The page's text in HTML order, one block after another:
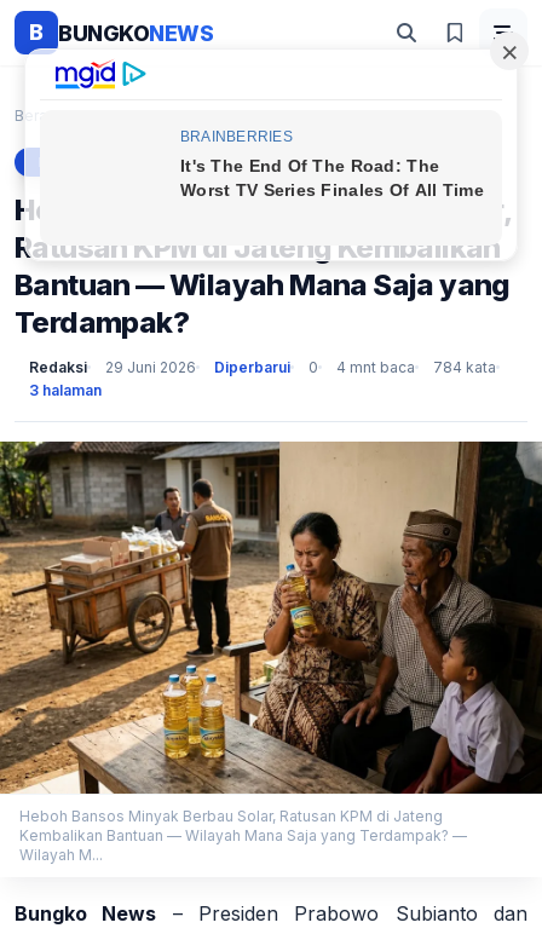
B BUNGKONEWS
Beranda
Heboh Bansos Minyak Berbau Solar,
Ratusan KPM di Jateng Kembalikan
Bantuan — Wilayah Mana Saja yang
Terdampak?
Redaksi 29 Juni 2026 Diperbarui 0 4 mnt baca
784 kata
3 halaman
Heboh Bansos Minyak Berbau Solar, Ratusan KPM di Jateng
Kembalikan Bantuan — Wilayah Mana Saja yang Terdampak? —
Wilayah M...
Bungko News – Presiden Prabowo Subianto dan